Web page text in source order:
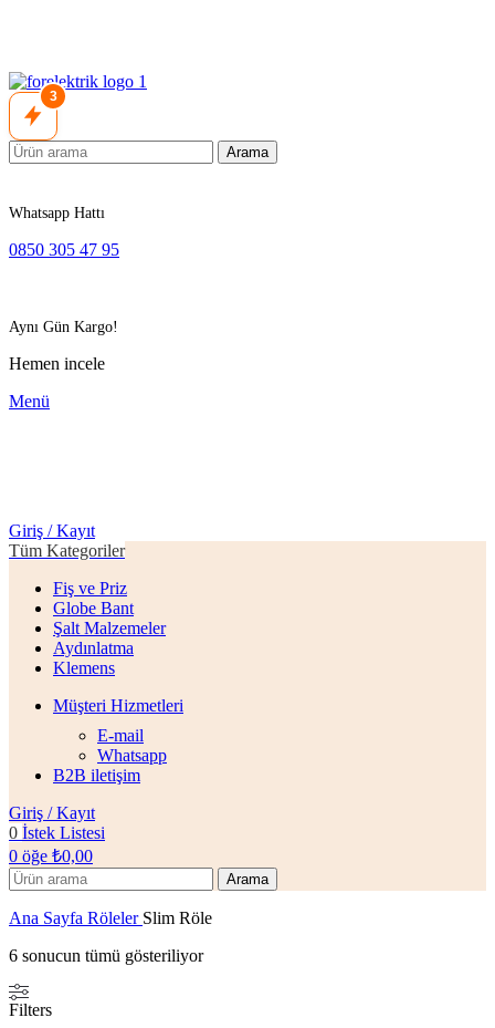
3
Arama
Whatsapp Hattı
0850 305 47 95
Aynı Gün Kargo!
Hemen incele
Menü
Giriş / Kayıt
Tüm Kategoriler
Fiş ve Priz
Globe Bant
Şalt Malzemeler
Aydınlatma
Klemens
Müşteri Hizmetleri
E-mail
Whatsapp
B2B iletişim
Giriş / Kayıt
0 İstek Listesi
0 öğe ₺0,00
Arama
Ana Sayfa Röleler Slim Röle
6 sonucun tümü gösteriliyor
Filters